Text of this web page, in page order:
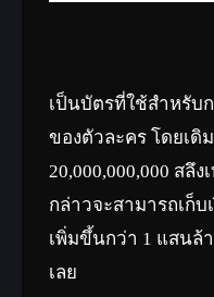
เป็นบัตรที่ใช้สำหรับ
ของตัวละคร โดยเดิ
20,000,000,000 สลึ
กล่าวจะสามารถเก็บ
เพิ่มขึ้นกว่า 1 แสนล้
เลย